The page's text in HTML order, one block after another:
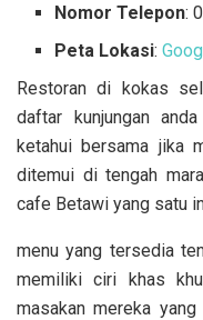
Nomor Telepon:
Peta Lokasi:
Restoran di kokas
daftar kunjungan
ketahui bersama jika
ditemui di tengah
cafe Betawi yang satu
menu yang tersedia
memiliki ciri khas
masakan mereka